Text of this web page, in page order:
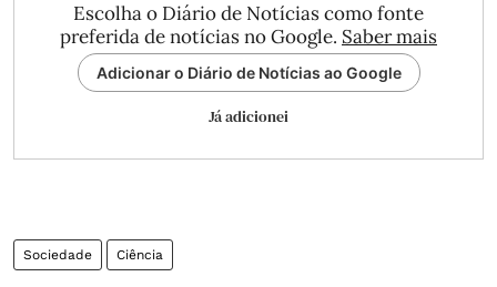
Escolha o Diário de Notícias como fonte
preferida de notícias no Google. Saber mais
Adicionar o Diário de Notícias ao Google
Já adicionei
Sociedade Ciência